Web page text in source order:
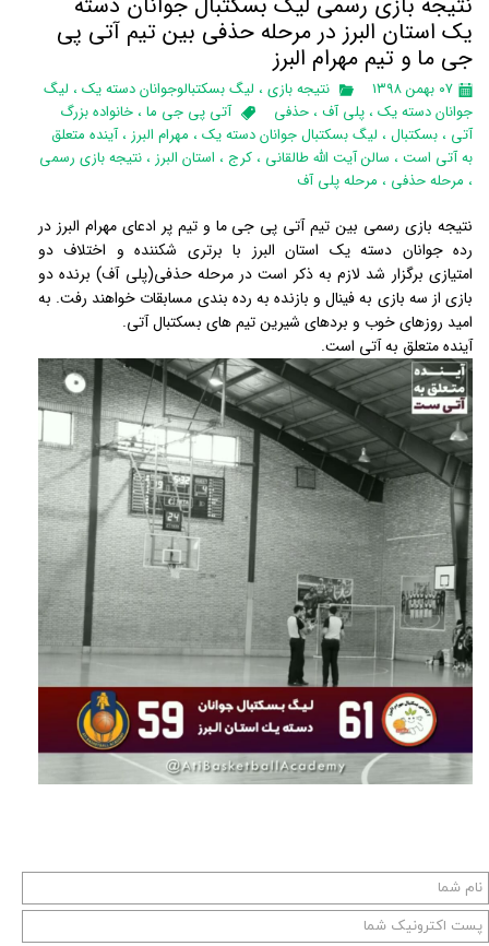
یک استان البرز‌ در مرحله حذفی بین تیم آتی پی
جی ما و تیم مهرام البرز
۰۷ بهمن ۱۳۹۸ نتیجه بازی، لیگ بسکتبالوجوانان دسته یک، لیگ
جوانان دسته یک، پلی آف، حذفی آتی پی جی ما، خانواده بزرگ
آتی ، بسکتبال، لیگ بسکتبال جوانان دسته یک، مهرام البرز ،آینده متعلق
به آتی است، سالن آیت الله طالقانی ، کرج ، استان البرز‌ ، نتیجه بازی رسمی
، مرحله حذفی ، مرحله پلی آف
نتیجه بازی رسمی بین تیم آتی پی جی ما و تیم پر ادعای مهرام البرز در
رده جوانان دسته یک استان البرز با برتری شکننده و اختلاف دو
امتیازی برگزار شد لازم به ذکر است در مرحله حذفی(پلی آف) برنده دو
بازی از سه بازی به فینال و بازنده به رده بندی مسابقات خواهند رفت. به
امید روزهای خوب و بردهای شیرین تیم های بسکتبال آتی.
آینده متعلق به آتی است.